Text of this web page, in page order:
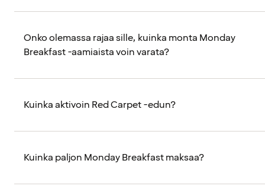
Onko olemassa rajaa sille, kuinka monta Monday
Breakfast -aamiaista voin varata?
Kuinka aktivoin Red Carpet -edun?
Kuinka paljon Monday Breakfast maksaa?